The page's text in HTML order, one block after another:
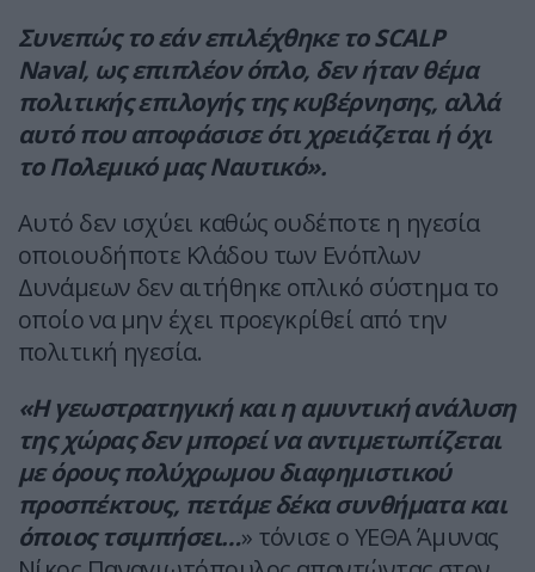
Συνεπώς το εάν επιλέχθηκε το SCALP
Naval, ως επιπλέον όπλο, δεν ήταν θέμα
πολιτικής επιλογής της κυβέρνησης, αλλά
αυτό που αποφάσισε ότι χρειάζεται ή όχι
το Πολεμικό μας Ναυτικό».
Αυτό δεν ισχύει καθώς ουδέποτε η ηγεσία
οποιουδήποτε Κλάδου των Ενόπλων
Δυνάμεων δεν αιτήθηκε οπλικό σύστημα το
οποίο να μην έχει προεγκρίθεί από την
πολιτική ηγεσία.
«Η γεωστρατηγική και η αμυντική ανάλυση
της χώρας δεν μπορεί να αντιμετωπίζεται
με όρους πολύχρωμου διαφημιστικού
προσπέκτους, πετάμε δέκα συνθήματα και
όποιος τσιμπήσει…» τόνισε ο ΥΕΘΑ Άμυνας